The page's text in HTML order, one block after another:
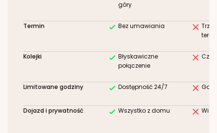
góry
Termin Bez umawiania
Kolejki
Błyskawiczne
połączenie
Limitowane godziny Dostępność 24/7
Dojazd i prywatność Wszystko z domu